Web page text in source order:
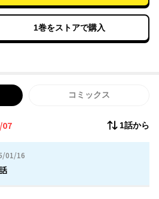
1巻をストアで購入
コミックス
07 1話から
01/16
01月16日